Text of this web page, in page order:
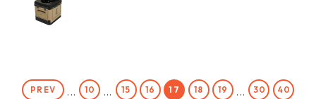
PREV ... 10 ... 15 16 17 18 19 ... 30 40